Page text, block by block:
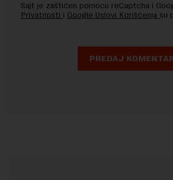
Sajt je zaštićen pomocu reCaptcha i
Privatnosti i Google Uslovi Korišćenja su